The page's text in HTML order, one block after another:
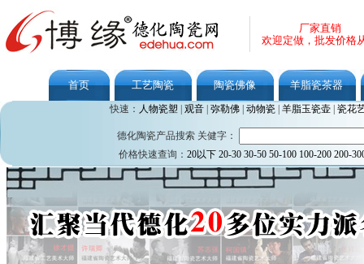
厂家直销
欢迎定做，批发价格
首页 工艺陶瓷 陶瓷佛像 羊脂瓷茶器
快速： 人物瓷塑 观音| 弥勒佛| 动物瓷| 羊脂玉瓷壶| 瓷花
德化陶瓷产品搜索 关健字：
价格快速查询： 20以下 20-30 30-50 50-100 100-200 200-